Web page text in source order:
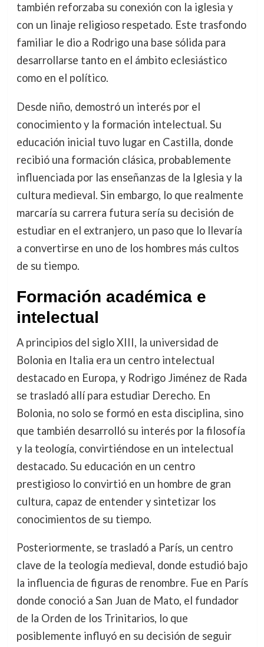
también reforzaba su conexión con la iglesia y
con un linaje religioso respetado. Este trasfondo
familiar le dio a Rodrigo una base sólida para
desarrollarse tanto en el ámbito eclesiástico
como en el político.
Desde niño, demostró un interés por el
conocimiento y la formación intelectual. Su
educación inicial tuvo lugar en Castilla, donde
recibió una formación clásica, probablemente
influenciada por las enseñanzas de la Iglesia y la
cultura medieval. Sin embargo, lo que realmente
marcaría su carrera futura sería su decisión de
estudiar en el extranjero, un paso que lo llevaría
a convertirse en uno de los hombres más cultos
de su tiempo.
Formación académica e
intelectual
A principios del siglo XIII, la universidad de
Bolonia en Italia era un centro intelectual
destacado en Europa, y Rodrigo Jiménez de Rada
se trasladó allí para estudiar Derecho. En
Bolonia, no solo se formó en esta disciplina, sino
que también desarrolló su interés por la filosofía
y la teología, convirtiéndose en un intelectual
destacado. Su educación en un centro
prestigioso lo convirtió en un hombre de gran
cultura, capaz de entender y sintetizar los
conocimientos de su tiempo.
Posteriormente, se trasladó a París, un centro
clave de la teología medieval, donde estudió bajo
la influencia de figuras de renombre. Fue en París
donde conoció a San Juan de Mato, el fundador
de la Orden de los Trinitarios, lo que
posiblemente influyó en su decisión de seguir